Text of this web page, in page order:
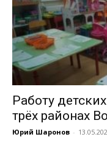
Работу
трёх районах
Юрий Шаронов -